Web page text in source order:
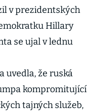
v prezidentských
Hillary
se ujal v lednu
uvedla, že ruská
kompromitující
tajných služeb,